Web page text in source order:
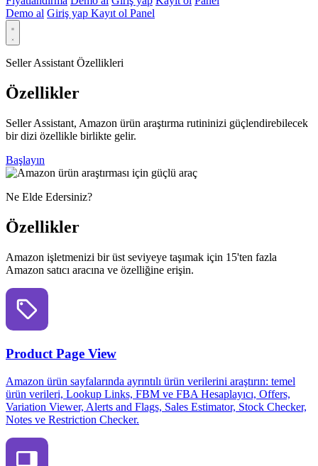
Demo al Giriş yap Kayıt ol Panel
Seller Assistant Özellikleri
Özellikler
Seller Assistant, Amazon ürün araştırma rutininizi güçlendirebilecek
bir dizi özellikle birlikte gelir.
Başlayın
Ne Elde Edersiniz?
Özellikler
Amazon işletmenizi bir üst seviyeye taşımak için 15'ten fazla
Amazon satıcı aracına ve özelliğine erişin.
Product Page View
Amazon ürün sayfalarında ayrıntılı ürün verilerini araştırın: temel
ürün verileri, Lookup Links, FBM ve FBA Hesaplayıcı, Offers,
Variation Viewer, Alerts and Flags, Sales Estimator, Stock Checker,
Notes ve Restriction Checker.